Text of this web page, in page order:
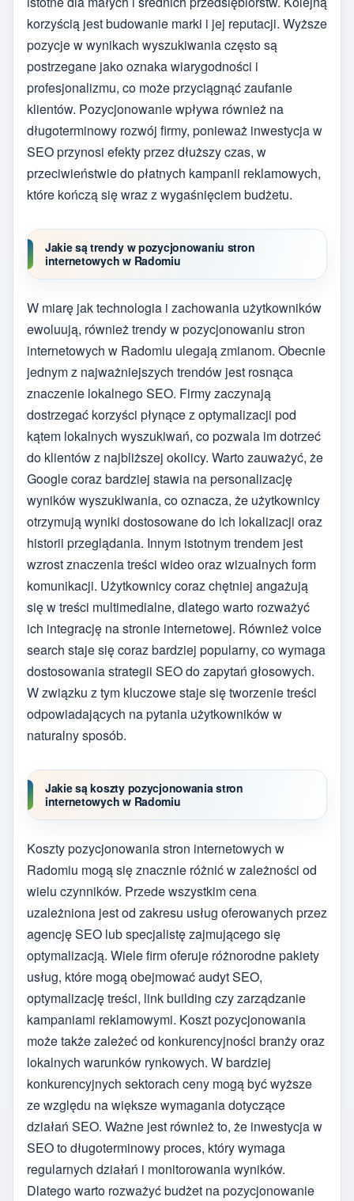
korzyścią jest budowanie marki i jej reputacji. Wyższe
pozycje w wynikach wyszukiwania często są
postrzegane jako oznaka wiarygodności i
profesjonalizmu, co może przyciągnąć zaufanie
klientów. Pozycjonowanie wpływa również na
długoterminowy rozwój firmy, ponieważ inwestycja w
SEO przynosi efekty przez dłuższy czas, w
przeciwieństwie do płatnych kampanii reklamowych,
które kończą się wraz z wygaśnięciem budżetu.
Jakie są trendy w pozycjonowaniu stron
internetowych w Radomiu
W miarę jak technologia i zachowania użytkowników
ewoluują, również trendy w pozycjonowaniu stron
internetowych w Radomiu ulegają zmianom. Obecnie
jednym z najważniejszych trendów jest rosnąca
znaczenie lokalnego SEO. Firmy zaczynają
dostrzegać korzyści płynące z optymalizacji pod
kątem lokalnych wyszukiwań, co pozwala im dotrzeć
do klientów z najbliższej okolicy. Warto zauważyć, że
Google coraz bardziej stawia na personalizację
wyników wyszukiwania, co oznacza, że użytkownicy
otrzymują wyniki dostosowane do ich lokalizacji oraz
historii przeglądania. Innym istotnym trendem jest
wzrost znaczenia treści wideo oraz wizualnych form
komunikacji. Użytkownicy coraz chętniej angażują
się w treści multimedialne, dlatego warto rozważyć
ich integrację na stronie internetowej. Również voice
search staje się coraz bardziej popularny, co wymaga
dostosowania strategii SEO do zapytań głosowych.
W związku z tym kluczowe staje się tworzenie treści
odpowiadających na pytania użytkowników w
naturalny sposób.
Jakie są koszty pozycjonowania stron
internetowych w Radomiu
Koszty pozycjonowania stron internetowych w
Radomiu mogą się znacznie różnić w zależności od
wielu czynników. Przede wszystkim cena
uzależniona jest od zakresu usług oferowanych przez
agencję SEO lub specjalistę zajmującego się
optymalizacją. Wiele firm oferuje różnorodne pakiety
usług, które mogą obejmować audyt SEO,
optymalizację treści, link building czy zarządzanie
kampaniami reklamowymi. Koszt pozycjonowania
może także zależeć od konkurencyjności branży oraz
lokalnych warunków rynkowych. W bardziej
konkurencyjnych sektorach ceny mogą być wyższe
ze względu na większe wymagania dotyczące
działań SEO. Ważne jest również to, że inwestycja w
SEO to długoterminowy proces, który wymaga
regularnych działań i monitorowania wyników.
Dlatego warto rozważyć budżet na pozycjonowanie